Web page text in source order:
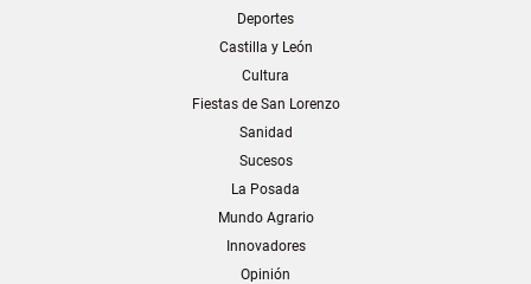
Deportes
Castilla y León
Cultura
Fiestas de San Lorenzo
Sanidad
Sucesos
La Posada
Mundo Agrario
Innovadores
Opinión